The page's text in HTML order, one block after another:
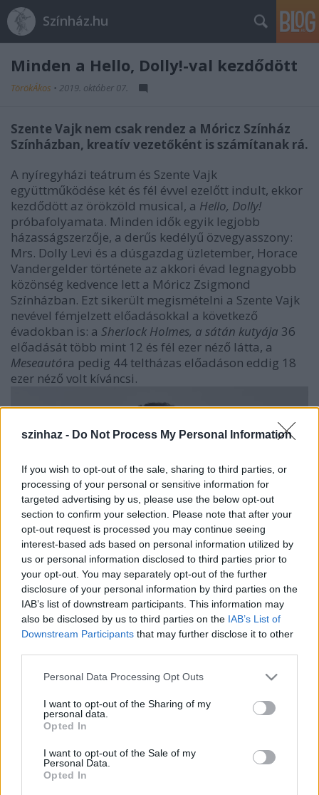
szinhaz - Do Not Process My Personal Information
If you wish to opt-out of the sale, sharing to third parties, or
processing of your personal or sensitive information for
targeted advertising by us, please use the below opt-out
section to confirm your selection. Please note that after your
opt-out request is processed you may continue seeing
interest-based ads based on personal information utilized by
us or personal information disclosed to third parties prior to
your opt-out. You may separately opt-out of the further
disclosure of your personal information by third parties on the
IAB’s list of downstream participants. This information may
also be disclosed by us to third parties on the IAB’s List of
Downstream Participants that may further disclose it to other
Please note that this website/app uses one or more Google
not limited to your visit or usage behaviour. You may click to
grant or deny consent to Google and its third-party tags to
use your data for below specified purposes in below Google
consent section.
Personal Data Processing Opt Outs
I want to opt-out of the Sharing of my
personal data.
Opted In
I want to opt-out of the Sale of my
Personal Data.
Opted In
Színház.hu
Minden a Hello, Dolly!-val kezdődött
TörökÁkos • 2019. október 07.
Szente Vajk nem csak rendez a Móricz Színház
Színházban, kreatív vezetőként is számítanak rá.
A nyíregyházi teátrum és Szente Vajk
együttműködése két és fél évvel ezelőtt indult, ekkor
kezdődött az örökzöld musical, a Hello, Dolly!
próbafolyamata. Minden idők egyik legjobb
házasságszerzője, a derűs kedélyű özvegyasszony:
Mrs. Dolly Levi és a dúsgazdag üzletember, Horace
Vandergelder története az akkori évad legnagyobb
közönség kedvence lett a Móricz Zsigmond
Színházban. Ezt sikerült megismételni a Szente Vajk
nevével fémjelzett előadásokkal a következő
évadokban is: a Sherlock Holmes, a sátán kutyája 36
előadását több mint 12 és fél ezer néző látta, a
Meseautóra pedig 44 teltházas előadáson eddig 18
ezer néző volt kíváncsi.
Szente Vajk
A közös munka nekem több szerencsés találkozást is
hozott: különleges embereket, kivételes
színészegyéniségeket ismerhettem itt meg, akikkel azóta
teátrum hosszú távú műsorterveinek előkészítésében is.
adhatják az alapját egy-egy évad arculatának, így a
színház kreatív anyagain is visszaköszönhetnek
legközelebb október 28-án kezdi Nyíregyházán a
től 5-igcímű musical próbafolyamatát.